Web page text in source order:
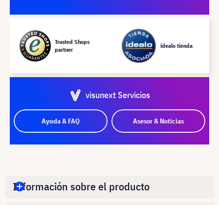
Trusted Shops
partner
idealo tienda
visunext Servicios
Ayuda & FAQ Asesor & Noticias
Información sobre el producto